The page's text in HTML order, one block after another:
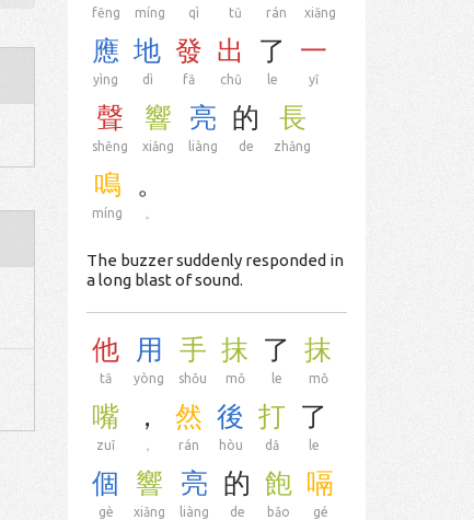
fēng míng qì tū rán xiāng
應
yìng
地
dì
發
fā
出
chū
了
le
一
yī
聲
shēng
響
xiǎng
亮
liàng
的
de
長
zhǎng
鳴
míng
。
The buzzer suddenly responded in
a long blast of sound.
他
tā
用
yòng
手
shǒu
抹
mǒ
了
le
抹
mǒ
嘴
zuǐ
，
，
然
rán
後
hòu
打
dǎ
了
le
個
gè
響
xiǎng
亮
liàng
的
de
飽
bǎo
嗝
gé